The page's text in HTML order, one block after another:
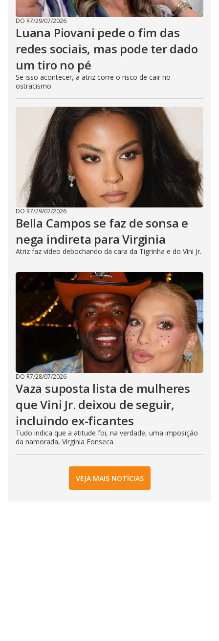
DO R7/29/07/2026
Luana Piovani pede o fim das
redes sociais, mas pode ter dado
um tiro no pé
Se isso acontecer, a atriz corre o risco de cair no
ostracismo
DO R7/29/07/2026
Bella Campos se faz de sonsa e
nega indireta para Virginia
Atriz faz vídeo debochando da cara da Tigrinha e do Vini Jr.
DO R7/28/07/2026
Vaza suposta lista de mulheres
que Vini Jr. deixou de seguir,
incluindo ex-ficantes
Tudo indica que a atitude foi, na verdade, uma imposição
da namorada, Virginia Fonseca
VEJA MAIS NOTÍCIAS